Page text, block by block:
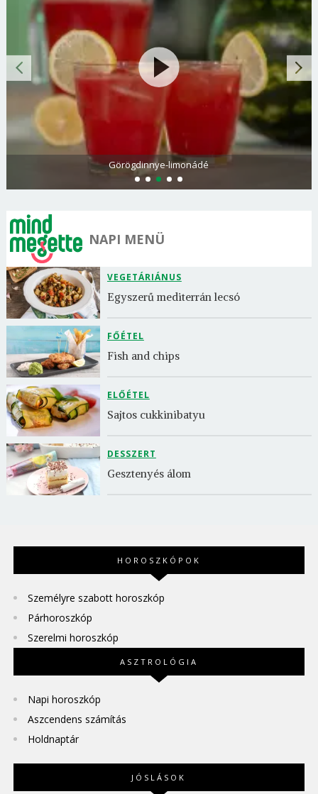
Görögdinnye-limonádé
NAPI MENÜ
VEGETÁRIÁNUS
Egyszerű mediterrán lecsó
FŐÉTEL
Fish and chips
ELŐÉTEL
Sajtos cukkinibatyu
DESSZERT
Gesztenyés álom
HOROSZKÓPOK
Személyre szabott horoszkóp
Párhoroszkóp
Szerelmi horoszkóp
ASZTROLÓGIA
Napi horoszkóp
Aszcendens számítás
Holdnaptár
JÓSLÁSOK